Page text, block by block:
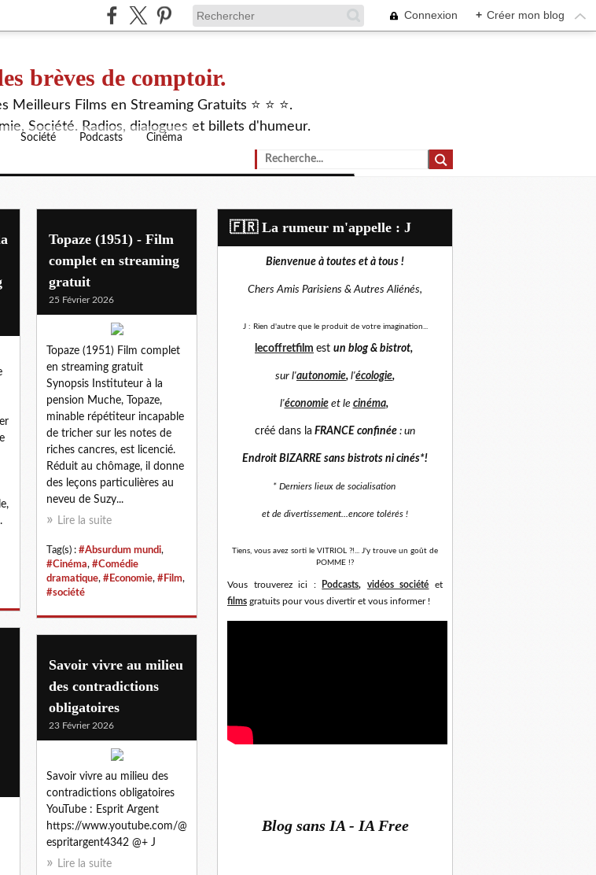
Connexion + Créer mon blog
brèves de comptoir.
Films en Streaming Gratuits ⭐ ⭐ ⭐.
Société. Radios, dialogues et billets d'humeur.
Société Podcasts Cinéma
Topaze (1951) - Film
complet en streaming
gratuit
25 Février 2026
Topaze (1951) Film complet
en streaming gratuit
Synopsis Instituteur à la
pension Muche, Topaze,
minable répétiteur incapable
de tricher sur les notes de
riches cancres, est licencié.
Réduit au chômage, il donne
des leçons particulières au
neveu de Suzy...
Lire la suite
Tag(s) : #Absurdum mundi,
#Cinéma, #Comédie
dramatique, #Economie, #Film,
#société
Savoir vivre au milieu
des contradictions
obligatoires
23 Février 2026
Savoir vivre au milieu des
contradictions obligatoires
YouTube : Esprit Argent
https://www.youtube.com/@
espritargent4342 @+ J
Lire la suite
​🇫🇷​ La rumeur m'appelle : J
Bienvenue à toutes et à tous !
Chers Amis Parisiens &Autres Aliénés,
J : Rien d'autre que le produit de votre imagination...
lecoffretfilm est un blog & bistrot,
sur l'autonomie, l'écologie,
l'économie et le cinéma,
créé dans la FRANCE confinée : un
Endroit BIZARRE sans bistrots ni cinés*!
* Derniers lieux de socialisation
et de divertissement... encore tolérés !
Tiens, vous avez sorti le VITRIOL ?!... J'y trouve un goût de
POMME !?
Vous trouverez ici : Podcasts, vidéos société et
films gratuits pour vous divertir et vous informer !
Blog sans IA - IA Free